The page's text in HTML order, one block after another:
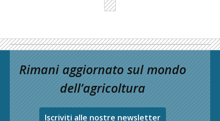
Rimani aggiornato sul mondo
dell’agricoltura
Iscriviti alle nostre newsletter